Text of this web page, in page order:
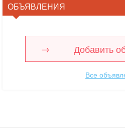
ОБЪЯВЛЕНИЯ
Добавить
Все